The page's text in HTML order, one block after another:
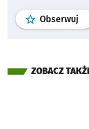
Obserwuj
ZOBACZ